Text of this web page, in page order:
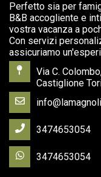
Perfetto sia per
B&B accogliente e
vostra vacanza a
Con servizi
assicuriamo
Via C.
Castiglione
3474653054
3474653054